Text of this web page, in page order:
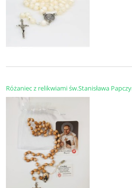
Różaniec z relikwiami św.Stanisława